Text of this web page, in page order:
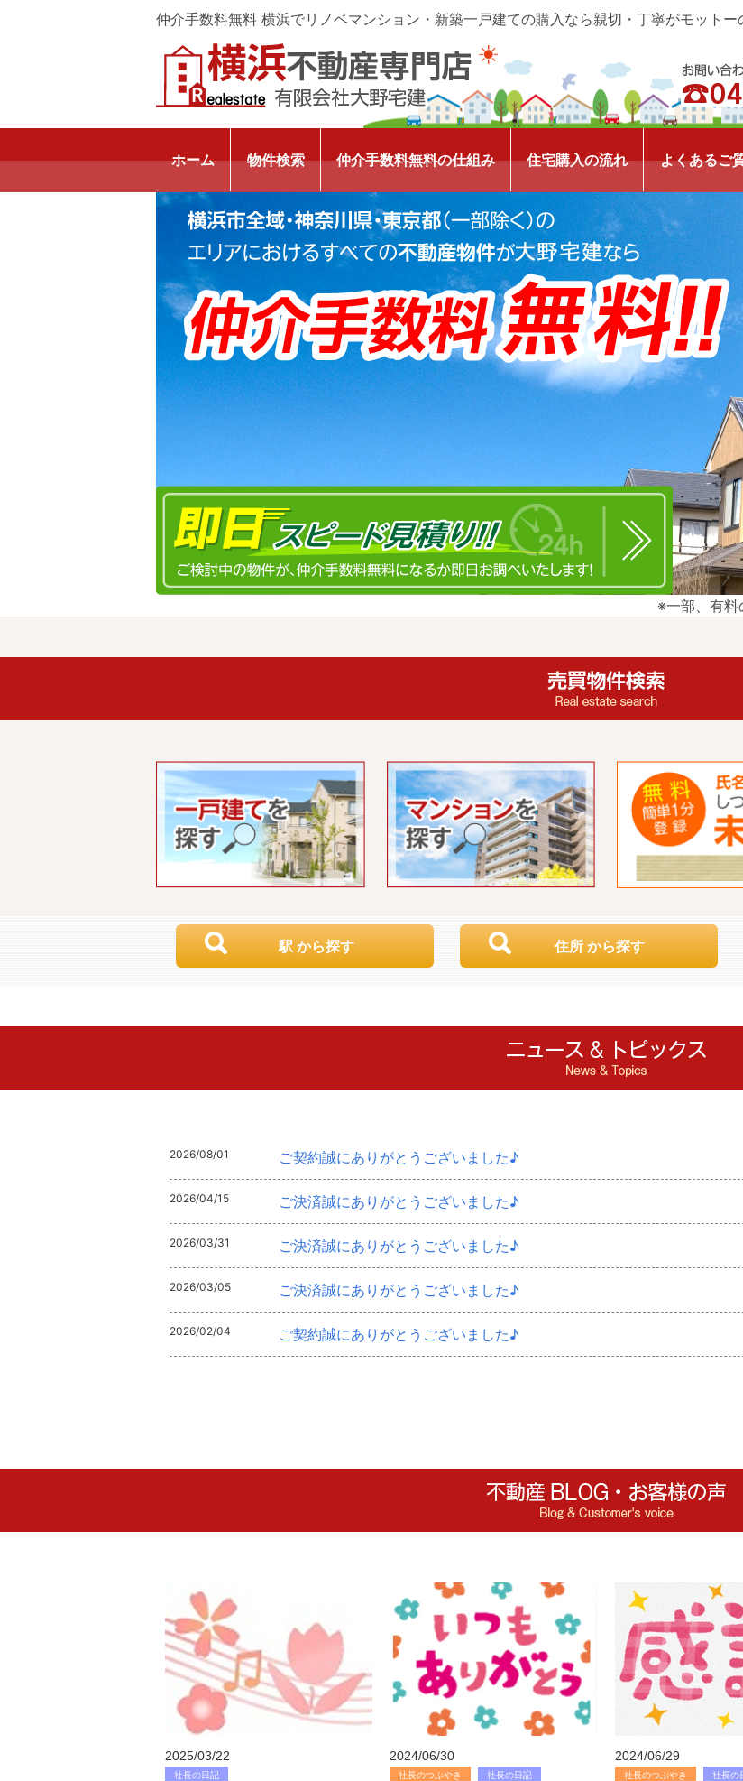
仲介手数料無料 横浜でリノベマンション・新築一戸建ての購入なら親切・丁寧がモットー
ホーム 物件検索 仲介手数料無料の仕組み 住宅購入の流れ よくあるご
※一部、有料
駅 から探す 住所 から探す
2026/08/01 ご契約誠にありがとうございました♪
2026/04/15 ご決済誠にありがとうございました♪
2026/03/31 ご決済誠にありがとうございました♪
2026/03/05 ご決済誠にありがとうございました♪
2026/02/04 ご契約誠にありがとうございました♪
2025/03/22
社長の日記
2024/06/30
社長のつぶやき 社長の日記
2024/06/29
社長のつぶやき 社長の